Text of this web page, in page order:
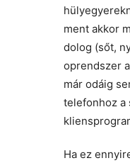
ment akkor
dolog (sőt,
oprendszer
már odáig
telefonhoz a
Ha ez